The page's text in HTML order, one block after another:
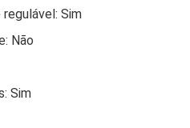
Sim
Não
Sim